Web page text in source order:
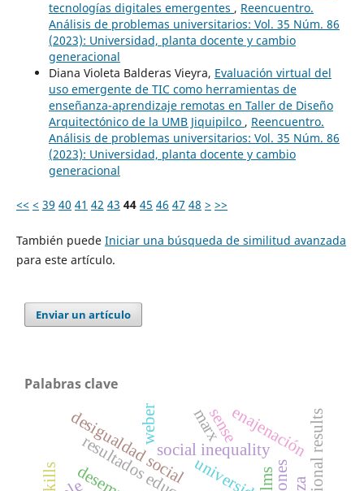
tecnologías digitales emergentes , Reencuentro.
Análisis de problemas universitarios: Vol. 35 Núm. 86
(2023): Universidad, planta docente y cambio
generacional
Diana Violeta Balderas Vieyra, Evaluación virtual del
uso emergente de TIC como herramientas de
enseñanza-aprendizaje remotas en Taller de Diseño
Arquitectónico de la UMB Jiquipilco , Reencuentro.
Análisis de problemas universitarios: Vol. 35 Núm. 86
(2023): Universidad, planta docente y cambio
generacional
<< < 39 40 41 42 43 44 45 46 47 48 > >>
También puede Iniciar una búsqueda de similitud avanzada
para este artículo.
Enviar un artículo
Palabras clave
social inequality
desigualdad social
weber enajenación
marx
lms
sense